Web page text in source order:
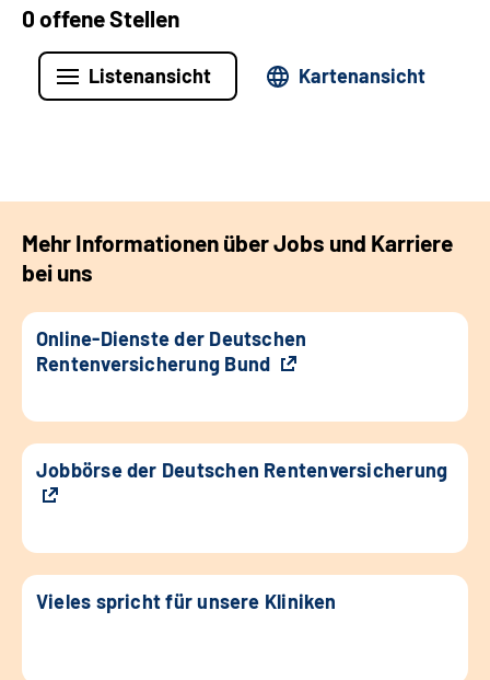
0 offene Stellen
Listenansicht Kartenansicht
Mehr Informationen über Jobs und Karriere
bei uns
Online-Dienste der Deutschen
Rentenversicherung Bund
Jobbörse der Deutschen Rentenversicherung
Vieles spricht für unsere Kliniken